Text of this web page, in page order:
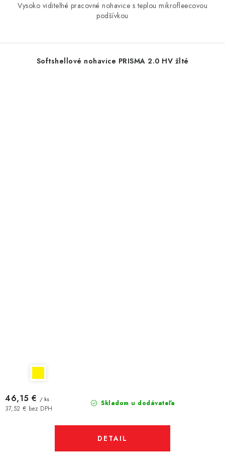
Vysoko viditeľné pracovné nohavice s teplou mikrofleecovou
podšívkou
Softshellové nohavice PRISMA 2.0 HV žlté
Skladom u dodávateľa
37,52 € bez DPH
46,15 € / ks
DETAIL